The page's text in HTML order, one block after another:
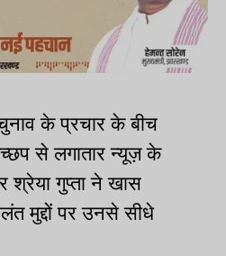
के प्रचार के बीच
से लगातार न्यूज़ के
श्रेया गुप्ता ने खास
मुद्दों पर उनसे सीधे